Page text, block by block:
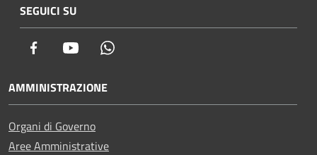
SEGUICI SU
Facebook Youtube
AMMINISTRAZIONE
Organi di Governo
Aree Amministrative